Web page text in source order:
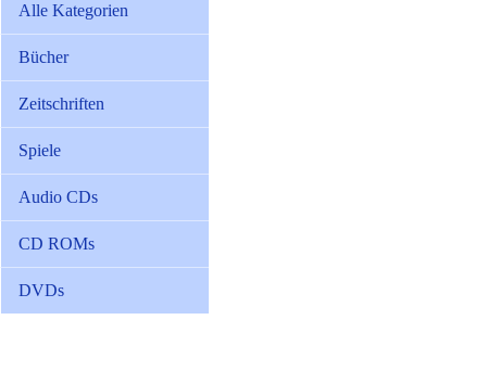
Alle Kategorien
Bücher
Zeitschriften
Spiele
Audio CDs
CD ROMs
DVDs